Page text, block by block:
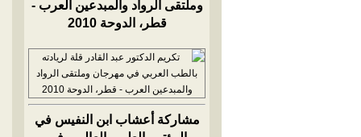
وملتقى الرواد والمبدعين العرب -
قطر، الدوحة 2010
مشاركة أعشاب ابن النفيس في